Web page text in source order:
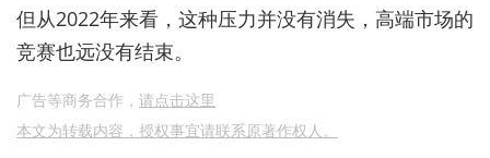
但从2022年来看，这种压力并没有消失，高端市场的
竞赛也远没有结束。
广告等商务合作， 请点击这里
本文为转载内容，授权事宜请联系原著作权人。